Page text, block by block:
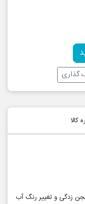
گذاری
کالا
زدگی و تغییر رنگ آب